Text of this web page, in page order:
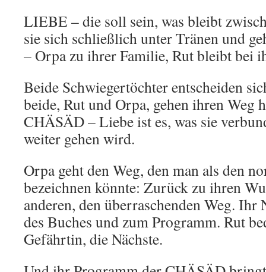
LIEBE – die soll sein, was bleibt
sie sich schließlich unter Tränen und
– Orpa zu ihrer Familie, Rut bleibt bei
Beide Schwiegertöchter entscheiden
beide, Rut und Orpa, gehen ihren Weg
CHÄSÄD – Liebe ist es, was sie
weiter gehen wird.
Orpa geht den Weg, den man als den
bezeichnen könnte: Zurück zu ihren
anderen, den überraschenden Weg.
des Buches und zum Programm. Rut
Gefährtin, die Nächste.